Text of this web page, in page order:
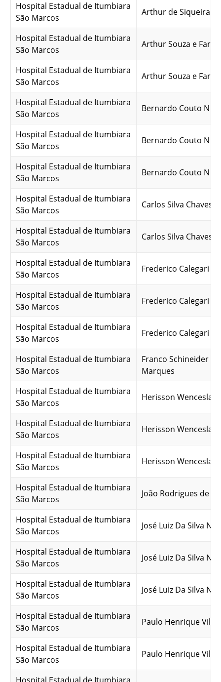
Hospital Estadual de Itumbiara
São Marcos
Arthur de Siqueira
Hospital Estadual de Itumbiara
São Marcos
Arthur Souza e Faria
Hospital Estadual de Itumbiara
São Marcos
Arthur Souza e Faria
Hospital Estadual de Itumbiara
São Marcos
Bernardo Couto N
Hospital Estadual de Itumbiara
São Marcos
Bernardo Couto N
Hospital Estadual de Itumbiara
São Marcos
Bernardo Couto N
Hospital Estadual de Itumbiara
São Marcos
Carlos Silva Chaves
Hospital Estadual de Itumbiara
São Marcos
Carlos Silva Chaves
Hospital Estadual de Itumbiara
São Marcos
Frederico Calegari
Hospital Estadual de Itumbiara
São Marcos
Frederico Calegari
Hospital Estadual de Itumbiara
São Marcos
Frederico Calegari
Hospital Estadual de Itumbiara
São Marcos
Franco Schineider
Marques
Hospital Estadual de Itumbiara
São Marcos
Herisson Wenceslau
Hospital Estadual de Itumbiara
São Marcos
Herisson Wenceslau
Hospital Estadual de Itumbiara
São Marcos
Herisson Wenceslau
Hospital Estadual de Itumbiara
São Marcos
João Rodrigues de
Hospital Estadual de Itumbiara
São Marcos
José Luiz Da Silva
Hospital Estadual de Itumbiara
São Marcos
José Luiz Da Silva
Hospital Estadual de Itumbiara
São Marcos
José Luiz Da Silva
Hospital Estadual de Itumbiara
São Marcos
Paulo Henrique
Hospital Estadual de Itumbiara
São Marcos
Paulo Henrique